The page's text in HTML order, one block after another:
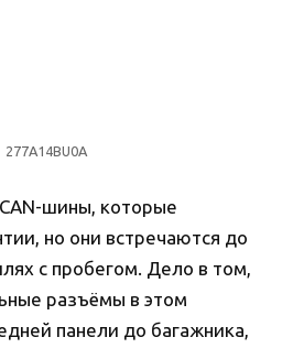
277A14BU0A
шины, которые
но они встречаются до
с пробегом. Дело в том,
разъёмы в этом
панели до багажника,